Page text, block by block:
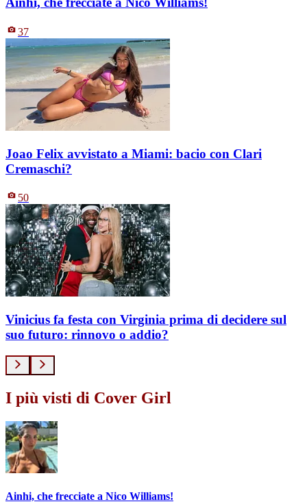
37
Joao Felix avvistato a Miami: bacio con Clari
Cremaschi?
50
Vinicius fa festa con Virginia prima di decidere sul
suo futuro: rinnovo o addio?
I più visti di Cover Girl
Ainhi, che frecciate a Nico Williams!